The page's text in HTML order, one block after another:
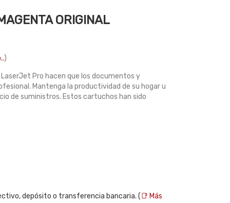
ORIGINAL
)
LaserJet Pro hacen que los documentos y
Mantenga la productividad de su hogar u
de suministros. Estos cartuchos han sido
depósito o transferencia bancaria. (📑 Más